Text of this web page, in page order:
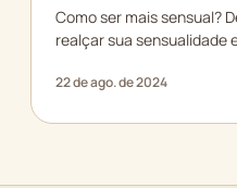
Como ser mais sensual?
realçar sua sensualidade
22 de ago. de 2024